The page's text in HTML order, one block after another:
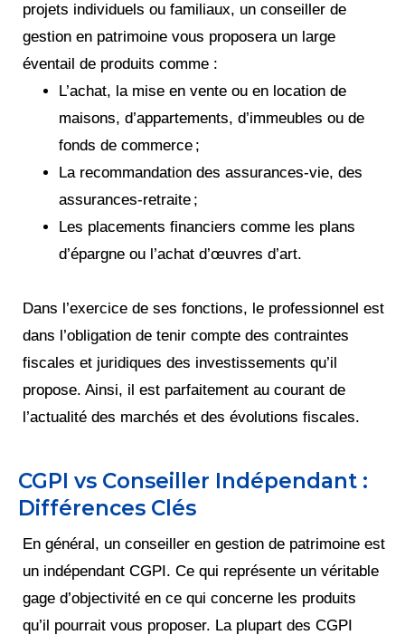
projets individuels ou familiaux, un conseiller de
gestion en patrimoine vous proposera un large
éventail de produits comme :
L’achat, la mise en vente ou en location de
maisons, d’appartements, d’immeubles ou de
fonds de commerce ;
La recommandation des assurances-vie, des
assurances-retraite ;
Les placements financiers comme les plans
d’épargne ou l’achat d’œuvres d’art.
Dans l’exercice de ses fonctions, le professionnel est
dans l’obligation de tenir compte des contraintes
fiscales et juridiques des investissements qu’il
propose. Ainsi, il est parfaitement au courant de
l’actualité des marchés et des évolutions fiscales.
CGPI vs Conseiller Indépendant :
Différences Clés
En général, un conseiller en gestion de patrimoine est
un indépendant CGPI. Ce qui représente un véritable
gage d’objectivité en ce qui concerne les produits
qu’il pourrait vous proposer. La plupart des CGPI